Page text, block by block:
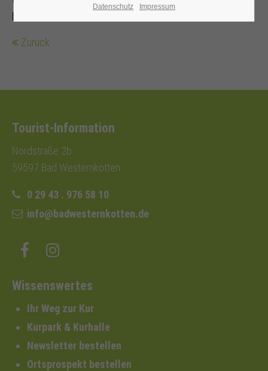
besonderen Erlebnis machen.
Zurück
Tourist-Information
Nordstraße 2b
59597 Bad Westernkotten
0 29 43 . 976 58 10
info@badwesternkotten.de
Wissenswertes
Ihr Weg zur Kur
Kurpark & Kurhalle
Newsletter bestellen
Ortsprospekt bestellen
Datenschutz Impressum